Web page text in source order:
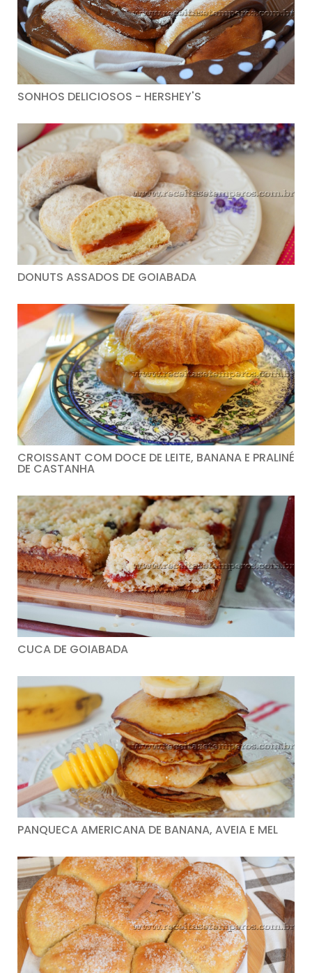
SONHOS DELICIOSOS - HERSHEY'S
DONUTS ASSADOS DE GOIABADA
CROISSANT COM DOCE DE LEITE, BANANA E PRALINÉ
DE CASTANHA
CUCA DE GOIABADA
PANQUECA AMERICANA DE BANANA, AVEIA E MEL